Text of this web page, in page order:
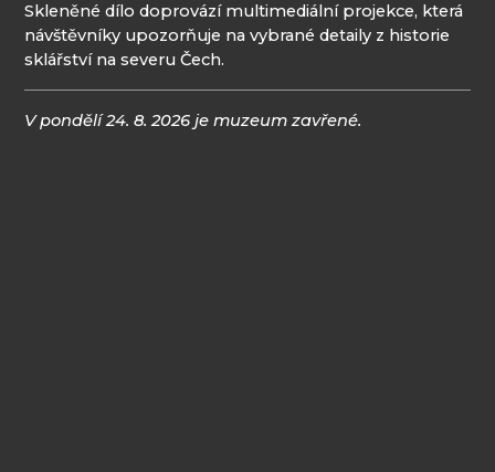
Skleněné dílo doprovází multimediální projekce, která
návštěvníky upozorňuje na vybrané detaily z historie
sklářství na severu Čech.
V pondělí 24. 8. 2026 je muzeum zavřené.